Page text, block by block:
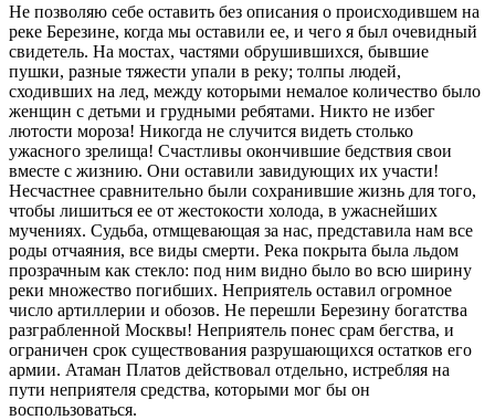
Не позволяю себе оставить без описания о происходившем на
реке Березине, когда мы оставили ее, и чего я был очевидный
свидетель. На мостах, частями обрушившихся, бывшие
пушки, разные тяжести упали в реку; толпы людей,
сходивших на лед, между которыми немалое количество было
женщин с детьми и грудными ребятами. Никто не избег
лютости мороза! Никогда не случится видеть столько
ужасного зрелища! Счастливы окончившие бедствия свои
вместе с жизнию. Они оставили завидующих их участи!
Несчастнее сравнительно были сохранившие жизнь для того,
чтобы лишиться ее от жестокости холода, в ужаснейших
мучениях. Судьба, отмщевающая за нас, представила нам все
роды отчаяния, все виды смерти. Река покрыта была льдом
прозрачным как стекло: под ним видно было во всю ширину
реки множество погибших. Неприятель оставил огромное
число артиллерии и обозов. Не перешли Березину богатства
разграбленной Москвы! Неприятель понес срам бегства, и
ограничен срок существования разрушающихся остатков его
армии. Атаман Платов действовал отдельно, истребляя на
пути неприятеля средства, которыми мог бы он
воспользоваться.